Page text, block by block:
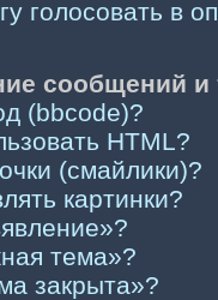
голосовать в
сообщений
(bbcode)?
HTML?
(смайлики)?
картинки?
тема»?
закрыта»?